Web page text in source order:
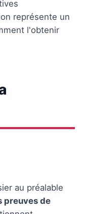
représente un
l'obtenir
au préalable
preuves de